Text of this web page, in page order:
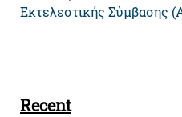
Εκτελεστικής Σύμβασης
Recent